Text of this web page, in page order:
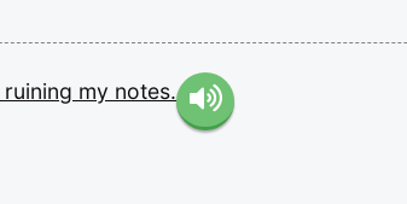
ruining my notes.